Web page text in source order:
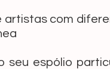
com
seu espólio